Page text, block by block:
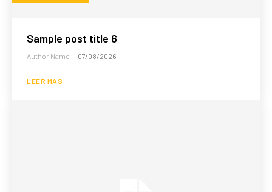
Sample post title 6
Author Name - 07/08/2026
LEER MÁS